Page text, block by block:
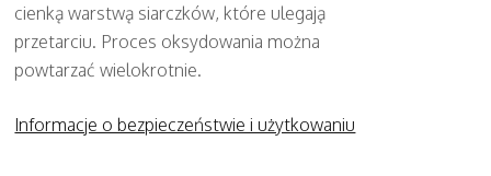
cienką warstwą siarczków, które ulegają
przetarciu. Proces oksydowania można
powtarzać wielokrotnie.
Informacje o bezpieczeństwie i użytkowaniu